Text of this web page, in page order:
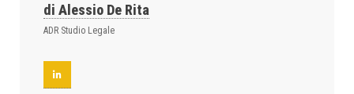
di Alessio De Rita
ADR Studio Legale